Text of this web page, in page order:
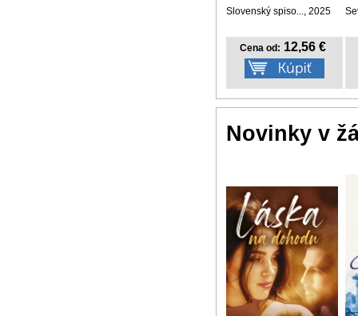
Slovenský spiso..., 2025
Cena od: 12,56 €
Novinky v